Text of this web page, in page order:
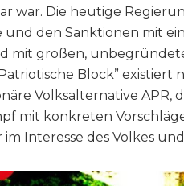
war. Die heutige
den Sanktionen mit
mit großen,
Block” existiert
Volksalternative APR,
mit konkreten
Interesse des Volkes